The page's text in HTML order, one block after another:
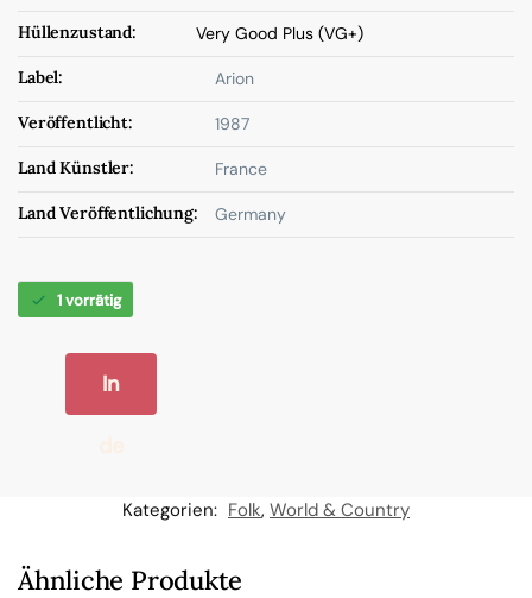
Hüllenzustand: Very Good Plus (VG+)
Label: Arion
Veröffentlicht: 1987
Land Künstler: France
Land Veröffentlichung: Germany
1 vorrätig
In
W
Kategorien: Folk, World & Country
Ähnliche Produkte